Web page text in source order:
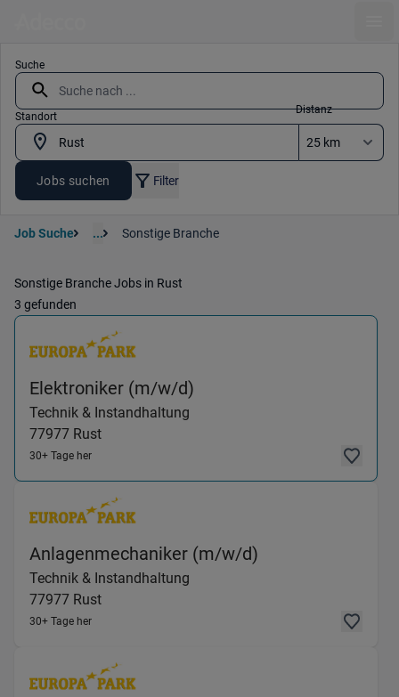
Suche
Standort
Distanz
Jobs suchen Filter
Job Suche ... Sonstige Branche
Sonstige Branche Jobs in Rust
3 gefunden
Elektroniker (m/w/d)
Technik & Instandhaltung
77977 Rust
30+ Tage her
Anlagenmechaniker (m/w/d)
Technik & Instandhaltung
77977 Rust
30+ Tage her